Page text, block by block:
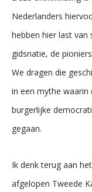
Nederlanders
hebben hier last van
gidsnatie, de
We dragen die
in een mythe
burgerlijke
gegaan.
Ik denk terug aan
afgelopen Tweede